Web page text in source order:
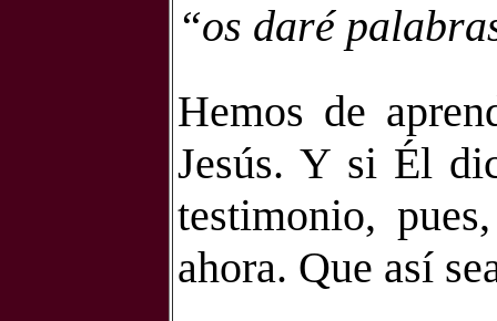
“os daré
Hemos de
Jesús. Y si Él
testimonio, pues,
ahora. Que así